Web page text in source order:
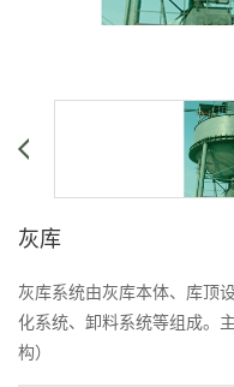
灰库
灰库系统由灰库本体、库顶
化系统、卸料系统等组成。
构）